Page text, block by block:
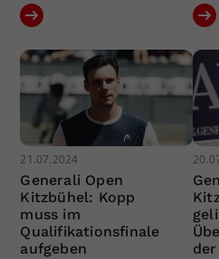
21.07.2024
Generali Open
Kitzbühel: Kopp
muss im
Qualifikationsfinale
aufgeben